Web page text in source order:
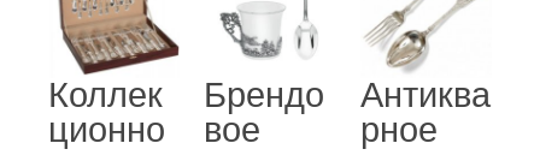
Коллек
ционно
Брендо
вое
Антиква
рное